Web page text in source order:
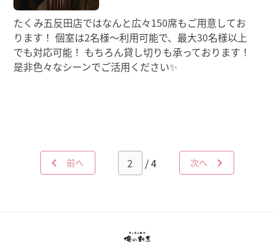
たくみ五反田店ではなんと広々150席もご用意してお
ります！ 個室は2名様～利用可能で、最大30名様以上
でも対応可能！ もちろん貸し切りも承っております！
是非色々なシーンでご活用ください✨
前へ / 4 次へ